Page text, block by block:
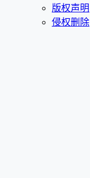
版权声明
侵权删除